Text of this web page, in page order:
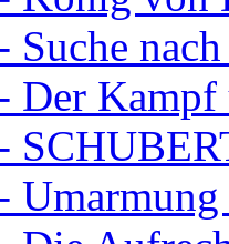
Suche
Der Kampf